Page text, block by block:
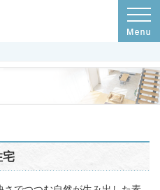
文住宅・新築戸建てを手がける工務店
てを手がける工務店なら(株)ハウスタケ
宅